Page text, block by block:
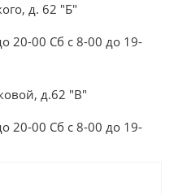
д. 62 "Б"
20-00 Сб с 8-00 до 19-
д.62 "В"
20-00 Сб с 8-00 до 19-